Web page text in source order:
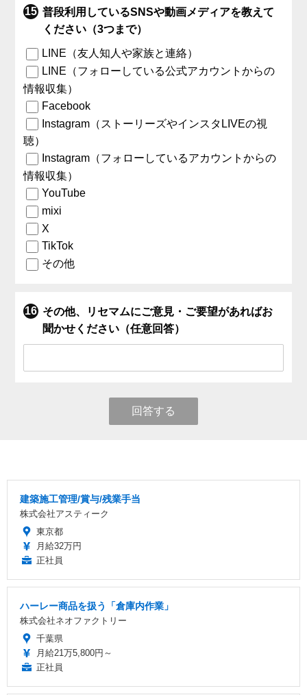
普段利用しているSNSや動画メディアを教えて
ください（3つまで）
LINE（友人知人や家族と連絡）
LINE（フォローしている公式アカウントからの
情報収集）
Facebook
Instagram（ストーリーズやインスタLIVEの視
聴）
Instagram（フォローしているアカウントからの
情報収集）
YouTube
mixi
X
TikTok
その他
その他、リセマムにご意見・ご要望があればお
聞かせください（任意回答）
回答する
建築施工管理/賞与/残業手当
株式会社アスティーク
東京都
月給32万円
正社員
ハーレー商品を扱う「倉庫内作業」
株式会社ネオファクトリー
千葉県
月給21万5,800円～
正社員